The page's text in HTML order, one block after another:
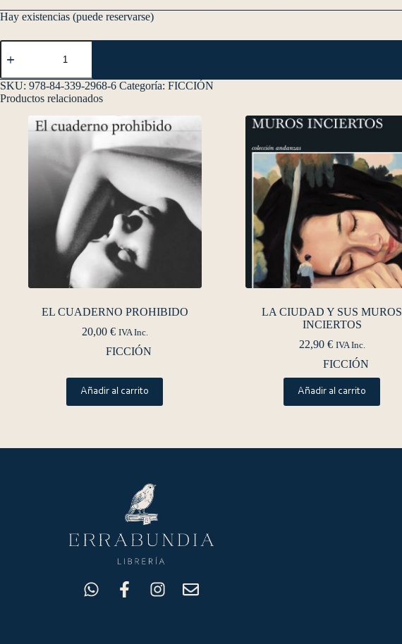
Hay existencias (puede reservarse)
SKU: 978-84-339-2968-6 Categoría: FICCIÓN
Productos relacionados
EL CUADERNO PROHIBIDO
20,00 € IVA Inc.
FICCIÓN
Añadir al carrito
LA CIUDAD Y SUS MUROS
INCIERTOS
22,90 € IVA Inc.
FICCIÓN
Añadir al carrito